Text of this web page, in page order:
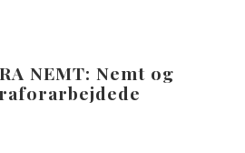
NEMT: Nemt og